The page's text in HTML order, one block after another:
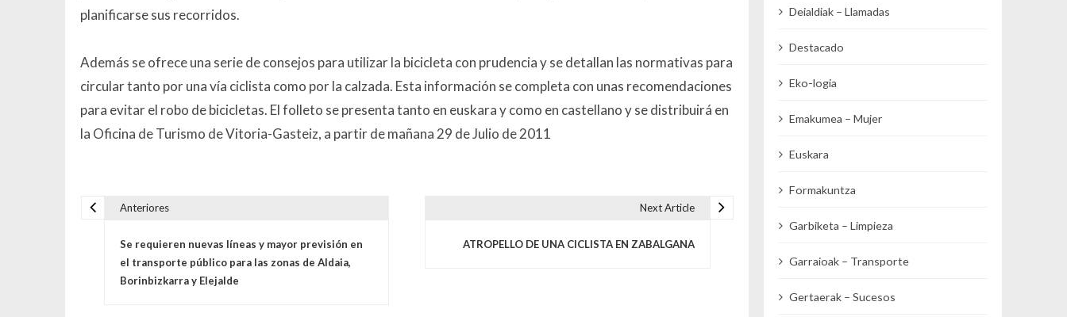
planificarse sus recorridos.
Además se ofrece una serie de consejos para utilizar la bicicleta con prudencia y se detallan las normativas para
circular tanto por una vía ciclista como por la calzada. Esta información se completa con unas recomendaciones
para evitar el robo de bicicletas. El folleto se presenta tanto en euskara y como en castellano y se distribuirá en
la Oficina de Turismo de Vitoria-Gasteiz, a partir de mañana 29 de Julio de 2011
Anteriores
Se requieren nuevas líneas y mayor previsión en
el transporte público para las zonas de Aldaia,
Borinbizkarra y Elejalde
Next Article
ATROPELLO DE UNA CICLISTA EN ZABALGANA
Deialdiak – Llamadas
Destacado
Eko-logia
Emakumea – Mujer
Euskara
Formakuntza
Garbiketa – Limpieza
Garraioak – Transporte
Gertaerak – Sucesos